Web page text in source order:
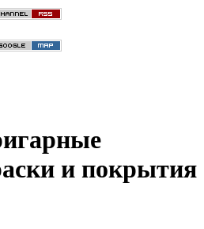
и покрытия